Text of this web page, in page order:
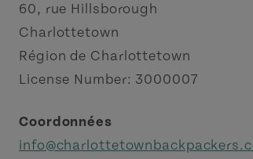
60, rue Hillsborough
Charlottetown
Région de Charlottetown
License Number: 3000007
Coordonnées